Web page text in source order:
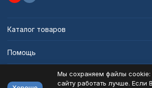
Каталог товаров
Помощь
Мы сохраняем файлы cookie:
сайту работать лучше. Если